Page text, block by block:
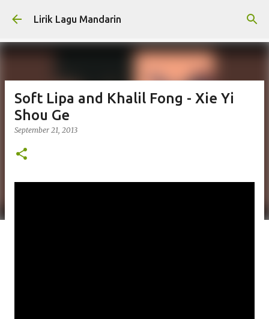
Skip to main content
Lirik Lagu Mandarin
Soft Lipa and Khalil Fong - Xie Yi
Shou Ge
September 21, 2013